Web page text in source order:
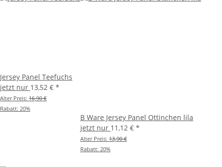
Jersey Panel Teefuchs
jetzt nur 13,52 € *
Alter Preis: 16,90 €
Rabatt: 20%
B Ware Jersey Panel Ottinchen lila
jetzt nur 11,12 € *
Alter Preis: 13,90 €
Rabatt: 20%